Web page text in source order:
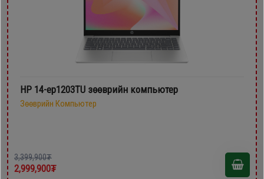
HP 14-ep1203TU зөөврийн компьютер
Зөөврийн Компьютер
3,399,900₮
2,999,900₮